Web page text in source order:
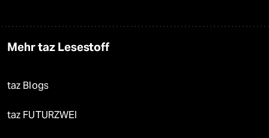
Mehr taz Lesestoff
taz Blogs
taz FUTURZWEI